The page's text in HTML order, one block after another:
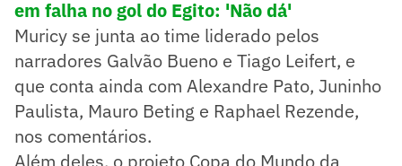
em falha no gol do Egito: 'Não dá'
Muricy se junta ao time liderado pelos
narradores Galvão Bueno e Tiago Leifert, e
que conta ainda com Alexandre Pato, Juninho
Paulista, Mauro Beting e Raphael Rezende,
nos comentários.
Além deles, o projeto Copa do Mundo da